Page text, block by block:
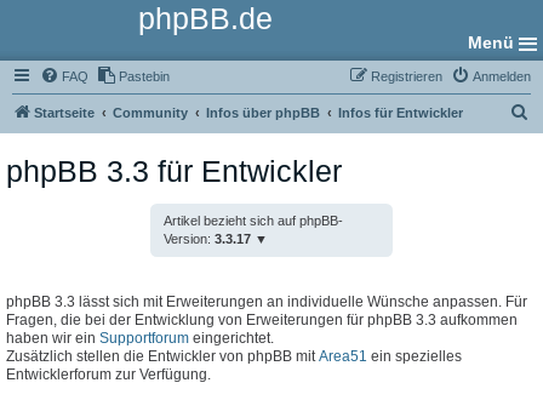
phpBB.de
Menü
FAQ Pastebin Anmelden
Registrieren
Startseite Community Infos über phpBB Infos für Entwickler
phpBB 3.3 für Entwickler
Artikel bezieht sich auf phpBB-
Version: 3.3.17
phpBB 3.3 lässt sich mit Erweiterungen an individuelle Wünsche anpassen. Für
Fragen, die bei der Entwicklung von Erweiterungen für phpBB 3.3 aufkommen
haben wir ein Supportforum eingerichtet.
Zusätzlich stellen die Entwickler von phpBB mit Area51 ein spezielles
Entwicklerforum zur Verfügung.